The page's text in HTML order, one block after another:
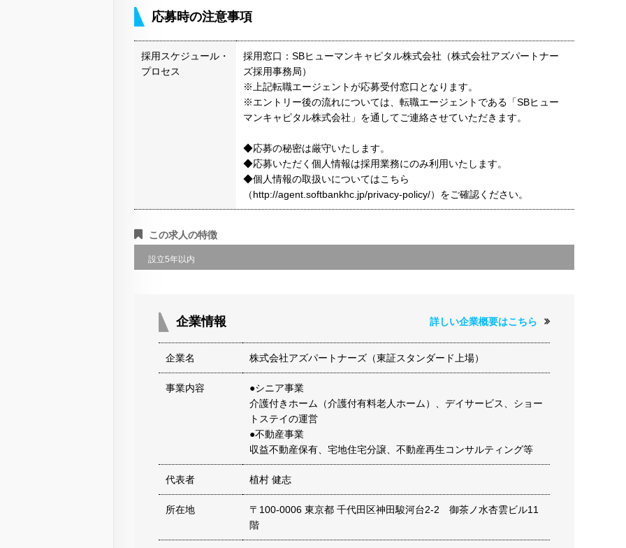
応募時の注意事項
採用スケジュール・
プロセス
採用窓口：SBヒューマンキャピタル株式会社（株式会社アズパートナー
ズ採用事務局）
※上記転職エージェントが応募受付窓口となります。
※エントリー後の流れについては、転職エージェントである「SBヒュー
マンキャピタル株式会社」を通してご連絡させていただきます。
◆応募の秘密は厳守いたします。
◆応募いただく個人情報は採用業務にのみ利用いたします。
◆個人情報の取扱いについてはこちら
（http://agent.softbankhc.jp/privacy-policy/）をご確認ください。
この求人の特徴
設立5年以内
企業情報 詳しい企業概要はこちら
企業名 株式会社アズパートナーズ（東証スタンダード上場）
事業内容
●シニア事業
介護付きホーム（介護付有料老人ホーム）、デイサービス、ショー
トステイの運営
●不動産事業
収益不動産保有、宅地住宅分譲、不動産再生コンサルティング等
代表者 植村 健志
所在地
〒100-0006 東京都 千代田区神田駿河台2-2 御茶ノ水杏雲ビル11
階